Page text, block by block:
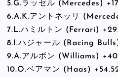
5.G.ラッセル (Mercedes)
6.A.K.アントネッリ
7.L.ハミルトン (Ferrari)
8.I.ハジャール (Racing
9.A.アルボン (Williams)
10.O.ベアマン (Haas)